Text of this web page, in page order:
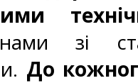
зі
До